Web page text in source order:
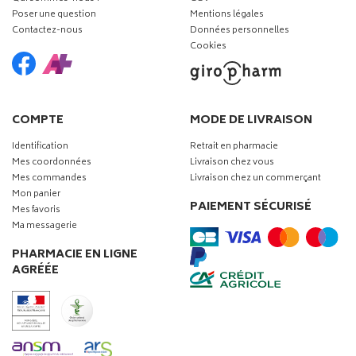
Poser une question
Contactez-nous
Mentions légales
Données personnelles
Cookies
COMPTE
Identification
Mes coordonnées
Mes commandes
Mon panier
Mes favoris
Ma messagerie
PHARMACIE EN LIGNE
AGRÉÉE
MODE DE LIVRAISON
Retrait en pharmacie
Livraison chez vous
Livraison chez un commerçant
PAIEMENT SÉCURISÉ